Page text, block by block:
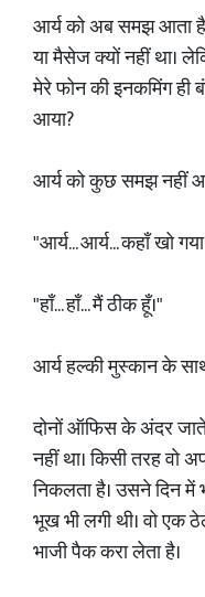
आर्य को अब समझ आता
या मैसेज क्यों नहीं था।
मेरे फोन की इनकमिंग ही
आया?
आर्य को कुछ समझ नहीं आ
"आर्य... आर्य... कहाँ खो
"हाँ... हाँ... मैं ठीक हूँ।"
आर्य हल्की मुस्कान के
दोनों ऑफिस के अंदर
नहीं था। किसी तरह वो
निकलता है। उसने दिन में
भूख भी लगी थी। वो एक
भाजी पैक करा लेता है।